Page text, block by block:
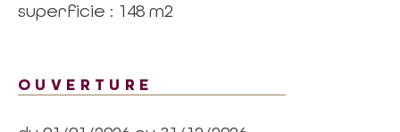
superficie : 148 m2
OUVERTURE